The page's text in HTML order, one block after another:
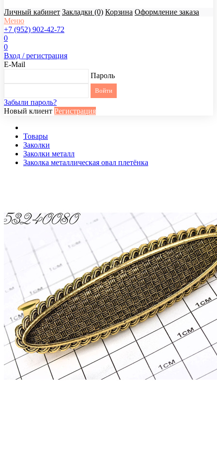
Личный кабинет Закладки (0) Корзина Оформление заказа
Меню
+7 (952) 902-42-72
0
0
Вход / регистрация
E-Mail
Пароль
Забыли пароль?
Новый клиент Регистрация
Товары
Заколки
Заколки металл
Заколка металлическая овал плетёнка